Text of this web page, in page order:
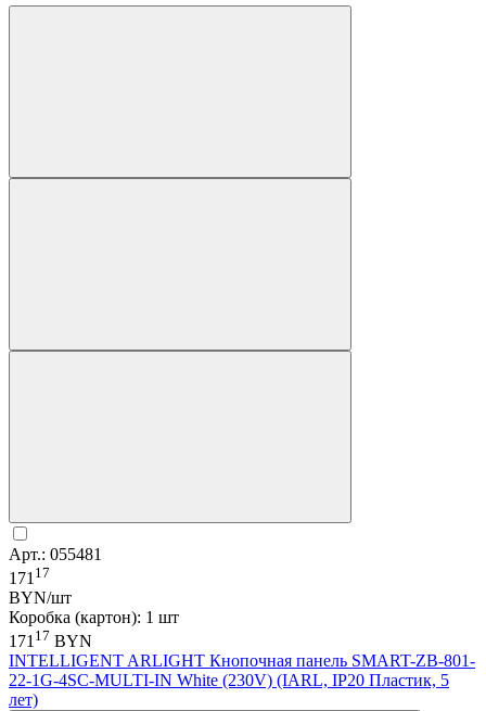
Арт.: 055481
171 17
BYN/шт
Коробка (картон): 1 шт
171 17 BYN
INTELLIGENT ARLIGHT Кнопочная панель SMART-ZB-801-
22-1G-4SC-MULTI-IN White (230V) (IARL, IP20 Пластик, 5
лет)